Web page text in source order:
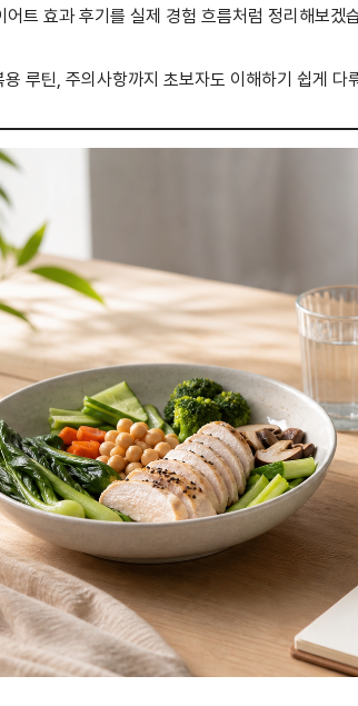
어트 효과 후기를 실제 경험 흐름처럼 정리해보겠
루틴, 주의사항까지 초보자도 이해하기 쉽게 다